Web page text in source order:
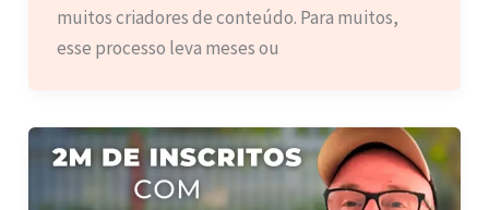
muitos criadores de conteúdo. Para muitos,
esse processo leva meses ou